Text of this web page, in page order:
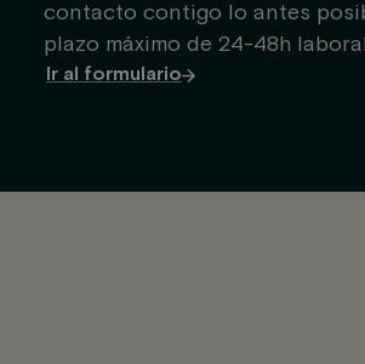
contacto contigo lo antes
plazo máximo de 24-48h
Ir al formulario